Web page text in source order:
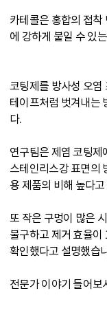
카테콜은 홍합의 접착
에 강하게 붙일 수 있
코팅제를 방사성 오염
테이프처럼 벗겨내는
다.
연구팀은 제염 코팅제
스테인리스강 표면의
용 제품의 비해 높다
또 작은 구멍이 많은
불구하고 제거 효율
확인했다고 설명했습
전문가 이야기 들어보